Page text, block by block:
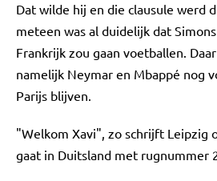
Dat wilde hij en die clausule werd
meteen was al duidelijk dat
Frankrijk zou gaan voetballen.
namelijk Neymar en Mbappé nog
Parijs blijven.
"Welkom Xavi", zo schrijft Leipzig
gaat in Duitsland met rugnummer